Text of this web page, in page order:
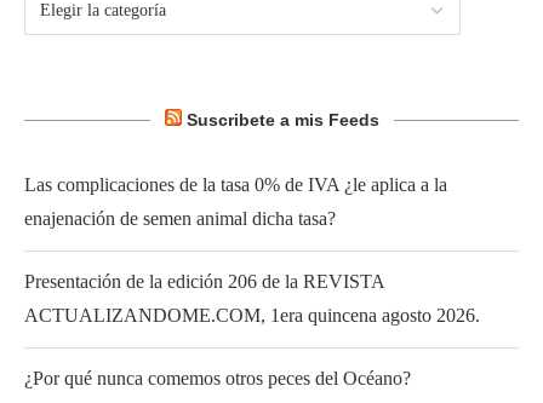
Suscribete a mis Feeds
Las complicaciones de la tasa 0% de IVA ¿le aplica a la
enajenación de semen animal dicha tasa?
Presentación de la edición 206 de la REVISTA
ACTUALIZANDOME.COM, 1era quincena agosto 2026.
¿Por qué nunca comemos otros peces del Océano?